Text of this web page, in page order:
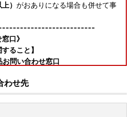
） がおありになる場合も併せて事
口》
ること】
問い合わせ窓口
）
わせ先